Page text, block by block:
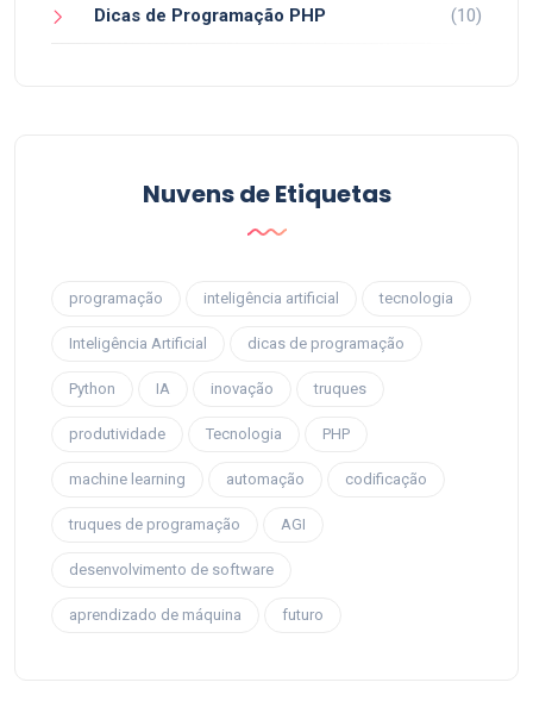
Dicas de Programação PHP (10)
Nuvens de Etiquetas
programação inteligência artificial tecnologia
Inteligência Artificial dicas de programação
Python IA inovação truques
produtividade Tecnologia PHP
machine learning automação codificação
truques de programação AGI
desenvolvimento de software
aprendizado de máquina futuro